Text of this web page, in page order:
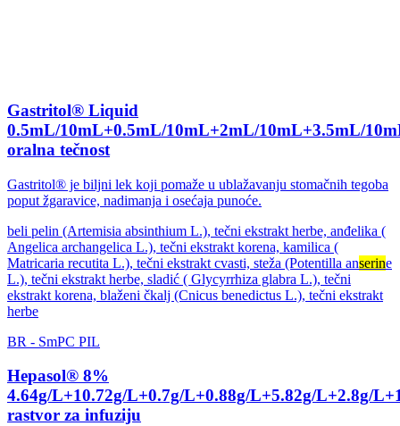
Gastritol® Liquid
0.5mL/10mL+0.5mL/10mL+2mL/10mL+3.5mL/
oralna tečnost
Gastritol® je biljni lek koji pomaže u ublažavanju stomačnih tegoba
poput žgaravice, nadimanja i osećaja punoće.
beli pelin (Artemisia absinthium L.), tečni ekstrakt herbe, anđelika (
Angelica archangelica L.), tečni ekstrakt korena, kamilica (
Matricaria recutita L.), tečni ekstrakt cvasti, steža (Potentilla anserine
L.), tečni ekstrakt herbe, sladić ( Glycyrrhiza glabra L.), tečni
ekstrakt korena, blaženi čkalj (Cnicus benedictus L.), tečni ekstrakt
herbe
BR - SmPC PIL
Hepasol® 8%
4.64g/L+10.72g/L+0.7g/L+0.88g/L+5.82g/L+2.8g/
rastvor za infuziju